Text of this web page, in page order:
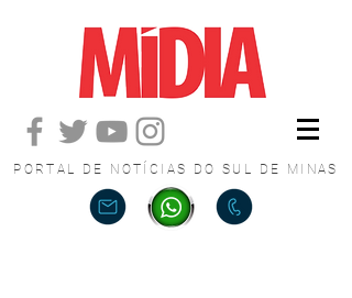
PORTAL DE NOTÍCIAS DO SUL DE MINAS